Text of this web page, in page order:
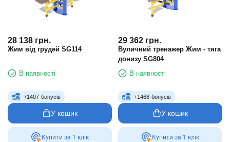
28 138 грн.
Жим від грудей SG114
В наявності
+1407 бонусів
У кошик
Купити за 1 клiк
29 362 грн.
Вуличний тренажер Жим - тяга
донизу SG804
В наявності
+1468 бонусів
У кошик
Купити за 1 клiк